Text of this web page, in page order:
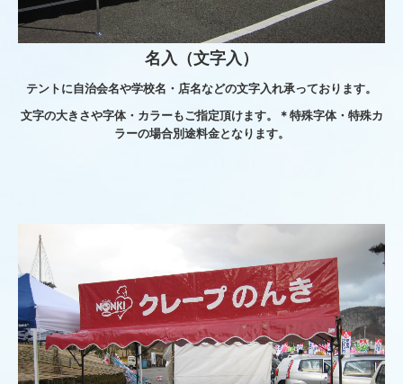
名入（文字入）
テントに自治会名や学校名・店名などの文字入れ承っております。
文字の大きさや字体・カラーもご指定頂けます。＊特殊字体・特殊カ
ラーの場合別途料金となります。